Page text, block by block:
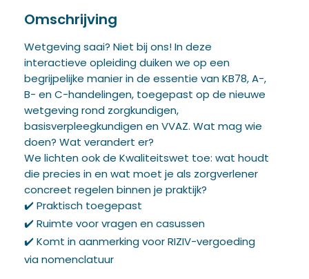
Omschrijving
Wetgeving saai? Niet bij ons! In deze
interactieve opleiding duiken we op een
begrijpelijke manier in de essentie van KB78, A-,
B- en C-handelingen, toegepast op de nieuwe
wetgeving rond zorgkundigen,
basisverpleegkundigen en VVAZ. Wat mag wie
doen? Wat verandert er?
We lichten ook de Kwaliteitswet toe: wat houdt
die precies in en wat moet je als zorgverlener
concreet regelen binnen je praktijk?
✔️ Praktisch toegepast
✔️ Ruimte voor vragen en casussen
✔️ Komt in aanmerking voor RIZIV-vergoeding
via nomenclatuur